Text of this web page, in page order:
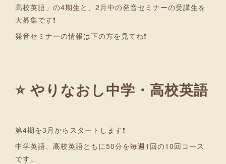
高校英語」の4期生と、2月中の発音セミナーの受講生を
大募集です❗
発音セミナーの情報は下の方を見てね❗
⭐ やりなおし中学・高校英語
第4期を3月からスタートします❗
中学英語、高校英語ともに50分を毎週1回の10回コース
です。